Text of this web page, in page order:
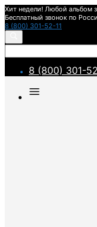
Хит недели! Любой альбом
Бесплатный звонок по
8 (800) 301-52-11
8 (800) 301-